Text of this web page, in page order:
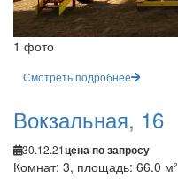
1 фото
Смотреть подробнее
Вокзальная, 16
30.12.21цена по запросу
Комнат: 3, площадь: 66.0 м²